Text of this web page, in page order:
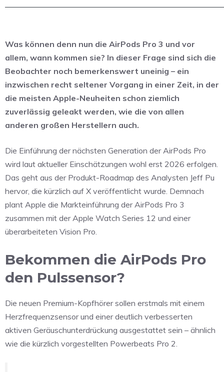
Was können denn nun die AirPods Pro 3 und vor
allem, wann kommen sie? In dieser Frage sind sich die
Beobachter noch bemerkenswert uneinig – ein
inzwischen recht seltener Vorgang in einer Zeit, in der
die meisten Apple-Neuheiten schon ziemlich
zuverlässig geleakt werden, wie die von allen
anderen großen Herstellern auch.
Die Einführung der nächsten Generation der AirPods Pro
wird laut aktueller Einschätzungen wohl erst 2026 erfolgen.
Das geht aus der Produkt-Roadmap des Analysten Jeff Pu
hervor, die kürzlich auf X veröffentlicht wurde. Demnach
plant Apple die Markteinführung der AirPods Pro 3
zusammen mit der Apple Watch Series 12 und einer
überarbeiteten Vision Pro.
Bekommen die AirPods Pro
den Pulssensor?
Die neuen Premium-Kopfhörer sollen erstmals mit einem
Herzfrequenzsensor und einer deutlich verbesserten
aktiven Geräuschunterdrückung ausgestattet sein – ähnlich
wie die kürzlich vorgestellten Powerbeats Pro 2.